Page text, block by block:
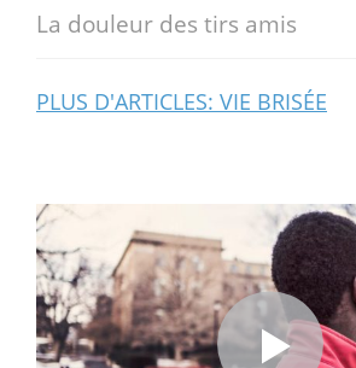
La douleur des tirs amis
PLUS D'ARTICLES: VIE BRISÉE